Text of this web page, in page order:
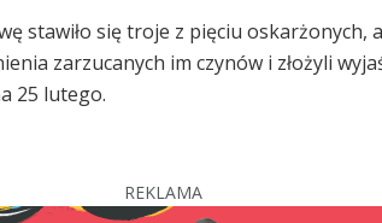
stawiło się troje z pięciu oskarżonych, a
zarzucanych im czynów i złożyli
25 lutego.
REKLAMA